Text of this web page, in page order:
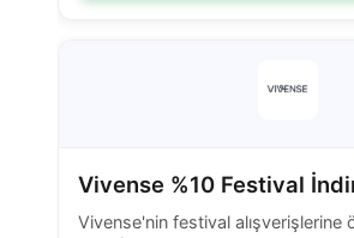
Vivense %10 Festival
Vivense'nin festival alışverişlerine